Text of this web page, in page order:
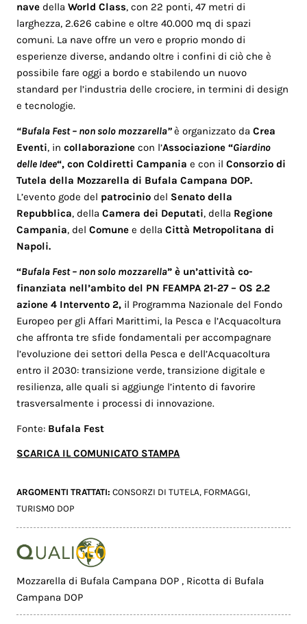
nave dellaWorld Class, con 22 ponti, 47 metri di
larghezza, 2.626 cabine e oltre 40.000 mq di spazi
comuni. La nave offre un vero e proprio mondo di
esperienze diverse, andando oltre i confini di ciò che è
possibile fare oggi a bordo e stabilendo un nuovo
standard per l’industria delle crociere, in termini di design
e tecnologie.
“Bufala Fest – non solo mozzarella”è organizzato daCrea
Eventi, incollaborazionecon l’Associazione “Giardino
delle Idee“, con Coldiretti Campaniae con ilConsorzio di
Tutela della Mozzarella di Bufala Campana DOP.
L’evento gode del patrocinio del Senato della
Repubblica, dellaCamera dei Deputati, della Regione
Campania, delComunee dellaCittà Metropolitana di
Napoli.
“Bufala Fest – non solo mozzarella” è un’attività co-
finanziata nell’ambito del PN FEAMPA 21-27 – OS 2.2
azione 4 Intervento 2, il Programma Nazionale del Fondo
Europeo per gli Affari Marittimi, la Pesca e l’Acquacoltura
che affronta tre sfide fondamentali per accompagnare
l’evoluzione dei settori della Pesca e dell’Acquacoltura
entro il 2030: transizione verde, transizione digitale e
resilienza, alle quali si aggiunge l’intento di favorire
trasversalmente i processi di innovazione.
Fonte: Bufala Fest
SCARICA IL COMUNICATO STAMPA
ARGOMENTI TRATTATI:CONSORZI DI TUTELA, FORMAGGI,
TURISMO DOP
Mozzarella di Bufala Campana DOP, Ricotta di Bufala
Campana DOP